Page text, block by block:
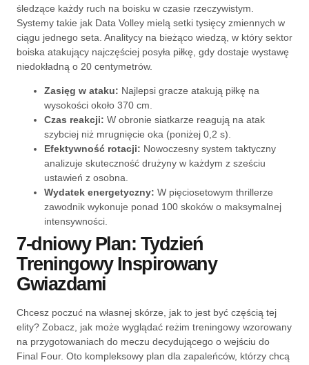
śledzące każdy ruch na boisku w czasie rzeczywistym.
Systemy takie jak Data Volley mielą setki tysięcy zmiennych w
ciągu jednego seta. Analitycy na bieżąco wiedzą, w który sektor
boiska atakujący najczęściej posyła piłkę, gdy dostaje wystawę
niedokładną o 20 centymetrów.
Zasięg w ataku: Najlepsi gracze atakują piłkę na
wysokości około 370 cm.
Czas reakcji: W obronie siatkarze reagują na atak
szybciej niż mrugnięcie oka (poniżej 0,2 s).
Efektywność rotacji: Nowoczesny system taktyczny
analizuje skuteczność drużyny w każdym z sześciu
ustawień z osobna.
Wydatek energetyczny: W pięciosetowym thrillerze
zawodnik wykonuje ponad 100 skoków o maksymalnej
intensywności.
7-dniowy Plan: Tydzień
Treningowy Inspirowany
Gwiazdami
Chcesz poczuć na własnej skórze, jak to jest być częścią tej
elity? Zobacz, jak może wyglądać reżim treningowy wzorowany
na przygotowaniach do meczu decydującego o wejściu do
Final Four. Oto kompleksowy plan dla zapaleńców, którzy chcą